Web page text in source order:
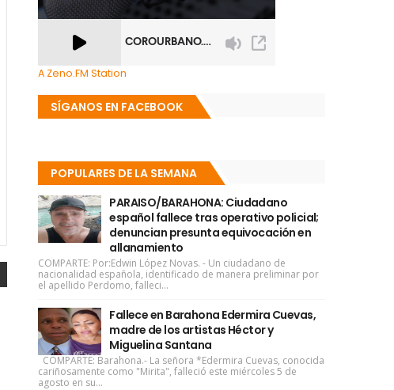
A Zeno.FM Station
SÍGANOS EN FACEBOOK
POPULARES DE LA SEMANA
PARAISO/BARAHONA: Ciudadano
español fallece tras operativo policial;
denuncian presunta equivocación en
allanamiento
COMPARTE: Por:Edwin López Novas. - Un ciudadano de
nacionalidad española, identificado de manera preliminar por
el apellido Perdomo, falleci...
Fallece en Barahona Edermira Cuevas,
madre de los artistas Héctor y
Miguelina Santana
COMPARTE: Barahona.- La señora *Edermira Cuevas, conocida
cariñosamente como "Mirita", falleció este miércoles 5 de
agosto en su...